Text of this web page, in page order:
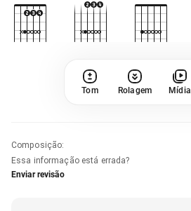
Tom Rolagem Mídia
Composição:
Essa informação está errada?
Enviar revisão